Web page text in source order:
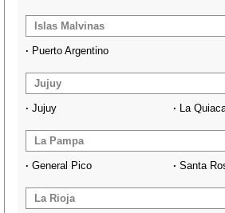
Islas Malvinas
· Puerto Argentino
Jujuy
· Jujuy · La
La Pampa
· General Pico · Santa
La Rioja